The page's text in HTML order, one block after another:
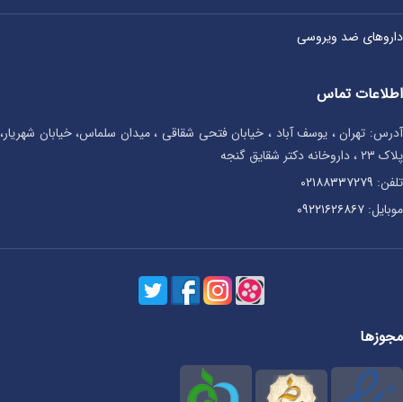
داروهای ضد ویروسی
اطلاعات تماس
آدرس: تهران ، یوسف آباد ، خیابان فتحی شقاقی ، میدان سلماس، خیابان شهریار،
پلاک ۲۳ ، داروخانه دکتر شقایق گنجه
تلفن: ۰۲۱۸۸۳۳۷۲۷۹
موبایل: ۰۹۲۲۱۶۲۶۸۶۷
مجوزها